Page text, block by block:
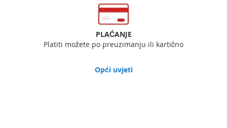
PLAĆANJE
Platiti možete po preuzimanju ili kartično
Opći uvjeti